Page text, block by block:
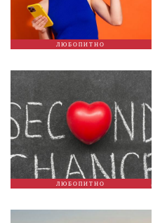
ЛЮБОПИТНО
ЛЮБОПИТНО